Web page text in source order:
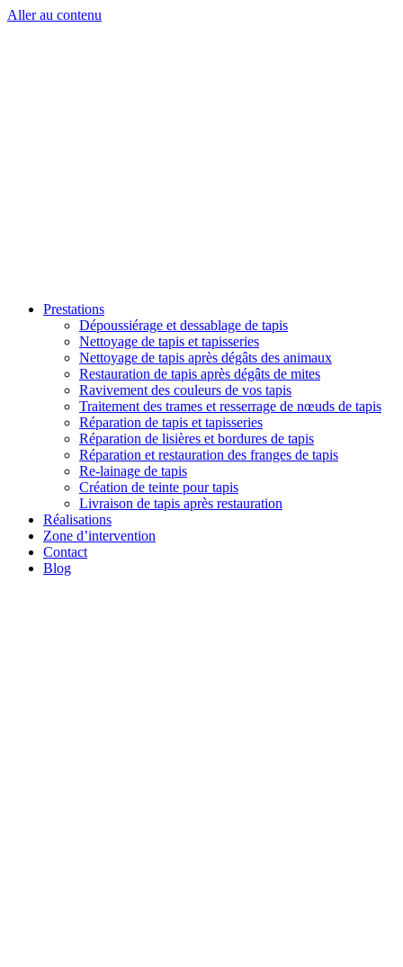
Aller au contenu
Prestations
Dépoussiérage et dessablage de tapis
Nettoyage de tapis et tapisseries
Nettoyage de tapis après dégâts des animaux
Restauration de tapis après dégâts de mites
Ravivement des couleurs de vos tapis
Traitement des trames et resserrage de nœuds de tapis
Réparation de tapis et tapisseries
Réparation de lisières et bordures de tapis
Réparation et restauration des franges de tapis
Re-lainage de tapis
Création de teinte pour tapis
Livraison de tapis après restauration
Réalisations
Zone d’intervention
Contact
Blog